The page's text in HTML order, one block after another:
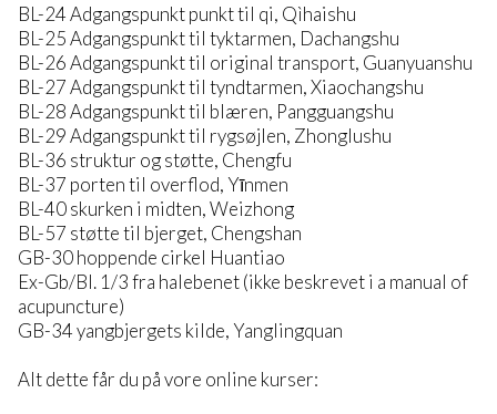
BL-24 Adgangspunkt punkt til qi, Qìhaishu
BL-25 Adgangspunkt til tyktarmen, Dachangshu
BL-26 Adgangspunkt til original transport, Guanyuanshu
BL-27 Adgangspunkt til tyndtarmen, Xiaochangshu
BL-28 Adgangspunkt til blæren, Pangguangshu
BL-29 Adgangspunkt til rygsøjlen, Zhonglushu
BL-36 struktur og støtte, Chengfu
BL-37 porten til overflod, Yīnmen
BL-40 skurken i midten, Weizhong
BL-57 støtte til bjerget, Chengshan
GB-30 hoppende cirkel Huantiao
Ex-Gb/Bl. 1/3 fra halebenet (ikke beskrevet i a manual of
acupuncture)
GB-34 yangbjergets kilde, Yanglingquan
Alt dette får du på vore online kurser: